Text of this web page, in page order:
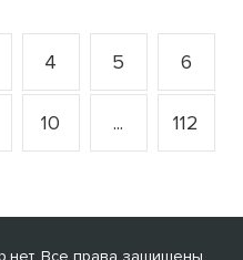
4 5 6
10 ... 112
Все права защищены.